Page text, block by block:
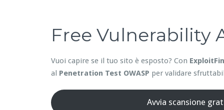
Free Vulnerability
Vuoi capire se il tuo sito è esposto? Con
al Penetration Test OWASP per validare
Avvia scansione